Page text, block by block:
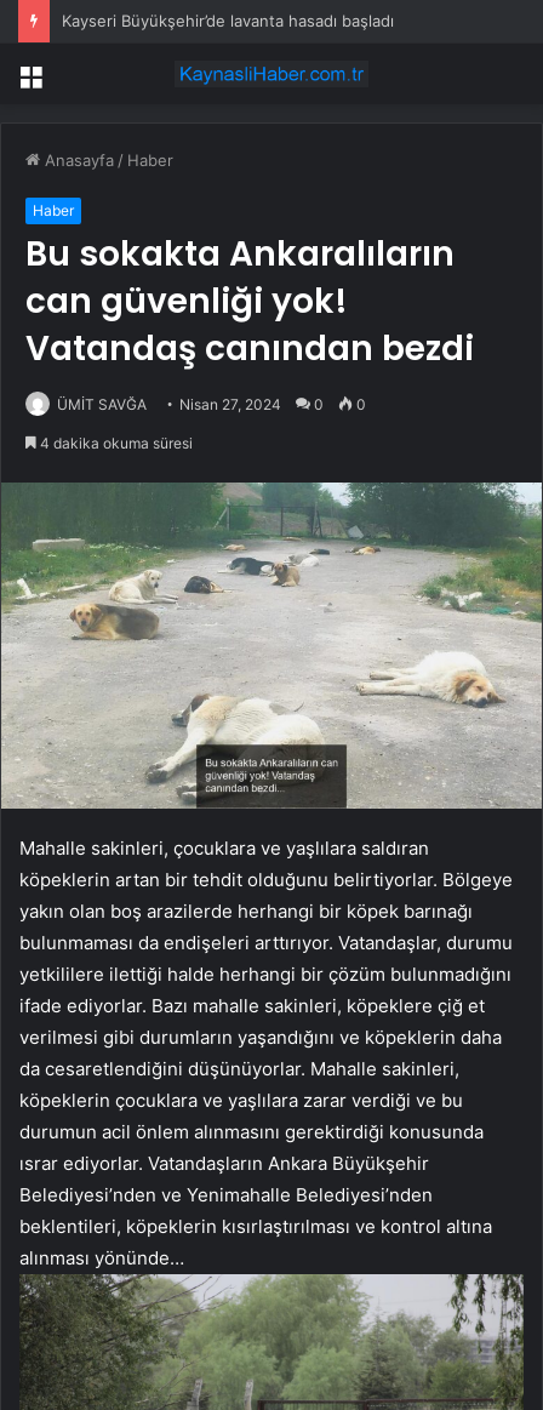
Kayseri Büyükşehir’de lavanta hasadı başladı
Menü
Anasayfa / Haber
Haber
Bu sokakta Ankaralıların
can güvenliği yok!
Vatandaş canından bezdi
ÜMİT SAVĞA Nisan 27, 2024 0 0
4 dakika okuma süresi
Mahalle sakinleri, çocuklara ve yaşlılara saldıran
köpeklerin artan bir tehdit olduğunu belirtiyorlar. Bölgeye
yakın olan boş arazilerde herhangi bir köpek barınağı
bulunmaması da endişeleri arttırıyor. Vatandaşlar, durumu
yetkililere ilettiği halde herhangi bir çözüm bulunmadığını
ifade ediyorlar. Bazı mahalle sakinleri, köpeklere çiğ et
verilmesi gibi durumların yaşandığını ve köpeklerin daha
da cesaretlendiğini düşünüyorlar. Mahalle sakinleri,
köpeklerin çocuklara ve yaşlılara zarar verdiği ve bu
durumun acil önlem alınmasını gerektirdiği konusunda
ısrar ediyorlar. Vatandaşların Ankara Büyükşehir
Belediyesi’nden ve Yenimahalle Belediyesi’nden
beklentileri, köpeklerin kısırlaştırılması ve kontrol altına
alınması yönünde…